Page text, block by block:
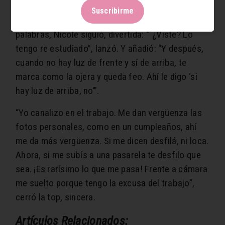
Allí, luego de que el presentador avalara sus
palabras, Nicole siguió, divertida: “´¿Viste? Lo
tengo re estudiado”, lanzó. Y añadió: “Y después,
cuando no hay luz de frente y sí de arriba, te
marca como la ojera y queda feo. Ahí le digo ‘si
hay luz de arriba, no’”.
“Yo canalizo en el trabajo. Me dan vergüenza las
fotos personales, como en un cumpleaños, ahí
me da más vergüenza. Si me dicen desfilá, ni loca.
Ahora, si me subís a una pasarela te desfilo que
sea. ¡Es rarísimo lo que me pasa! Frente a cámara
me suelto porque tengo la excusa del trabajo”,
cerró la top, sincera.
Artículos Relacionados:
Suscribirme